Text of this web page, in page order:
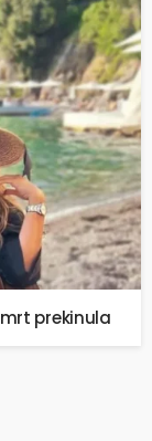
prekinula